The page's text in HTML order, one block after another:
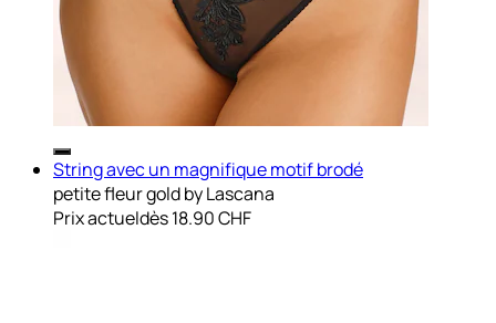
String avec un magnifique motif brodé
petite fleur gold by Lascana
Prix actueldès18.90 CHF